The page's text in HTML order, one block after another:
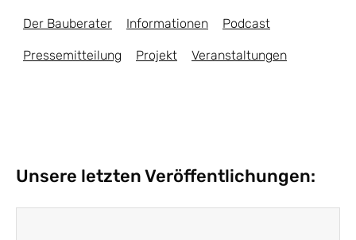
Der Bauberater Informationen Podcast
Pressemitteilung Projekt Veranstaltungen
Unsere letzten Veröffentlichungen: